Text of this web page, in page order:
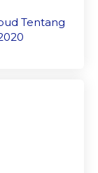
Tentang